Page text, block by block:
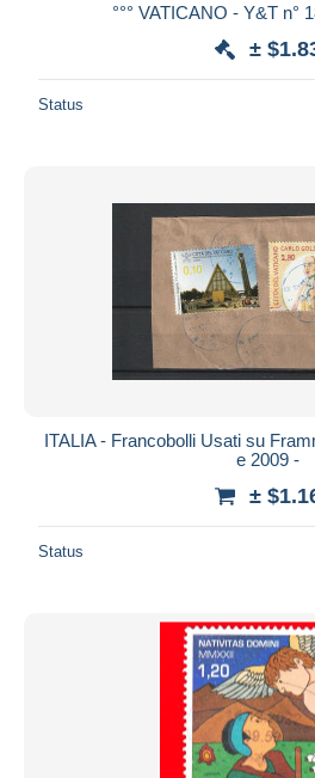
°°° VATICANO - Y&T n°
±
Status
ITALIA - Francobolli Usati su
e 2009 -
±
Status